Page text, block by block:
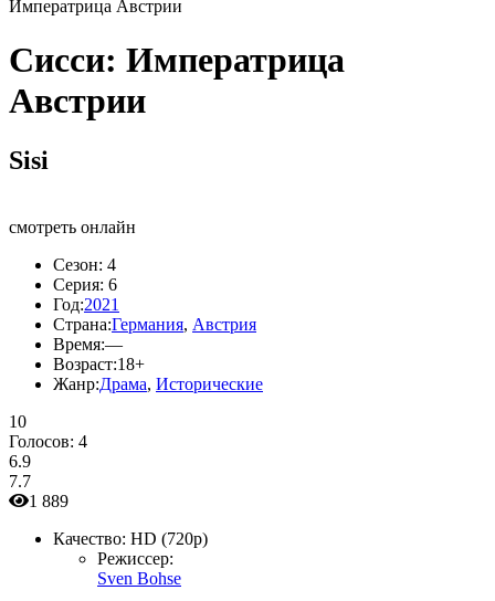
Императрица Австрии
Сисси: Императрица
Австрии
Sisi
смотреть онлайн
Сезон: 4
Серия: 6
Год:2021
Страна:Германия, Австрия
Время:—
Возраст:18+
Жанр:Драма, Исторические
10
Голосов: 4
6.9
7.7
1 889
Качество: HD (720p)
Режиссер:
Sven Bohse